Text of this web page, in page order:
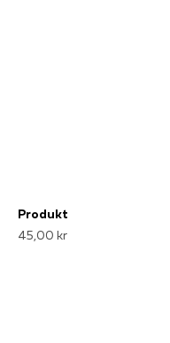
Produkt
45,00 kr